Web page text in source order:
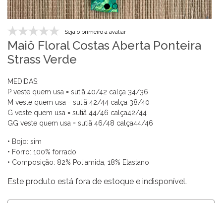
Seja o primeiro a avaliar
Maiô Floral Costas Aberta Ponteira
Strass Verde
MEDIDAS:
P veste quem usa = sutiã 40/42 calça 34/36
M veste quem usa = sutiã 42/44 calça 38/40
G veste quem usa = sutiã 44/46 calça42/44
GG veste quem usa = sutiã 46/48 calça44/46
• Bojo: sim
• Forro: 100% forrado
• Composição: 82% Poliamida, 18% Elastano
Este produto está fora de estoque e indisponível.